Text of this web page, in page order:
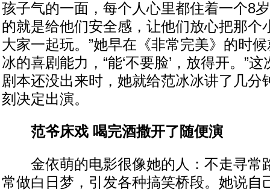
孩子气的一面，每个人心里都住着一个8
的就是给他们安全感，让他们放心把那个
大家一起玩。”她早在《非常完美》的时
冰的喜剧能力，“能‘不要脸’，放得开。”
剧本还没出来时，她就给范冰冰讲了几分
刻决定出演。
范爷床戏 喝完酒撒开了随便演
金依萌的电影很像她的人：不走寻常
常做白日梦，引发各种搞笑桥段。她说自